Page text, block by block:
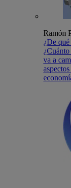
Ramón
¿De
va a